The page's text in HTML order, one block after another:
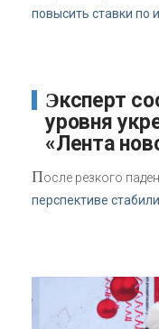
повысить ставки по
Эксперт сообщил, до какого
уровня
«Лента
После резкого
перспективе